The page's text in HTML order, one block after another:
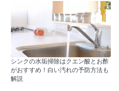
シンクの水垢掃除はクエン酸とお酢
がおすすめ！白い汚れの予防方法も
解説